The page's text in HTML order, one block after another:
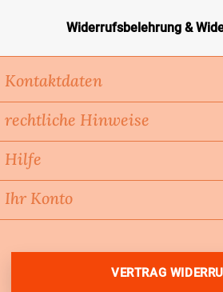
Widerrufsbelehrung &
Kontaktdaten
rechtliche Hinweise
Hilfe
Ihr Konto
VERTRAG